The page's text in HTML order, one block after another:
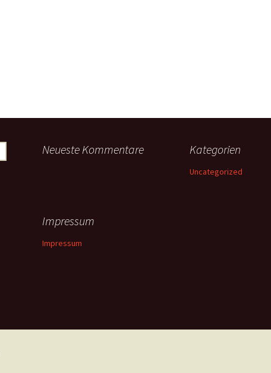
Neueste Kommentare Kategorien
Uncategorized
Impressum
Impressum